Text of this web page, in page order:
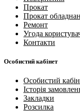
Прокат
Прокат
Ремонт
Угода
Контакти
Особистий кабінет
Особистий
Історія
Закладки
Розсилка